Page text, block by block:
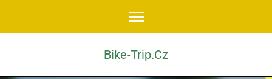
Bike-Trip.cz